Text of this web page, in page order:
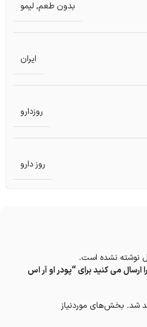
بدون طعم, لیمو
ایران
روزدارو
روز دارو
نوشته نشده است.
ارسال می کنید برای “پودر او آر اس
شد. بخش‌های موردنیاز